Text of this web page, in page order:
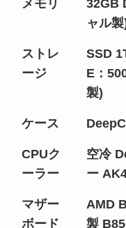
メモリ
32GB
ャル製
ストレ
ージ
SSD
E：
製)
ケース
CPUク
ーラー
空冷
ー
マザー
ボード
AMD
製